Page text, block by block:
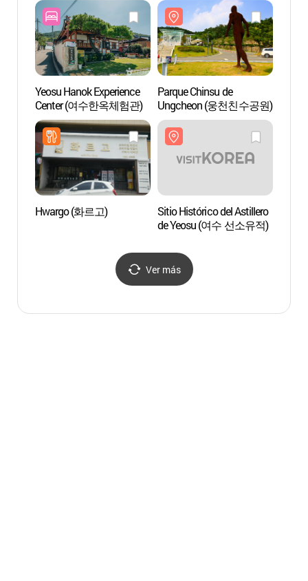
Yeosu Hanok Experience
Center (여수한옥체험관)
Parque Chinsu de
Ungcheon (웅천친수공원)
Hwargo (화르고)
Sitio Histórico del Astillero
de Yeosu (여수 선소유적)
Ver más